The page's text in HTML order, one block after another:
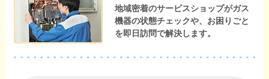
地域密着のサービスショップがガス
機器の状態チェックや、お困りごと
を即日訪問で解決します。